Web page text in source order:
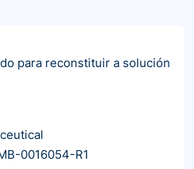
para reconstituir a solución
0016054-R1